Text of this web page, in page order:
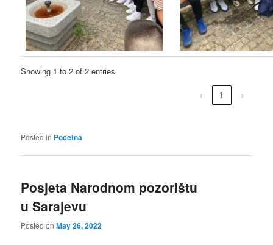
Showing 1 to 2 of 2 entries
‹ 1 ›
Posted in Početna
Posjeta Narodnom pozorištu
u Sarajevu
Posted onMay 26, 2022